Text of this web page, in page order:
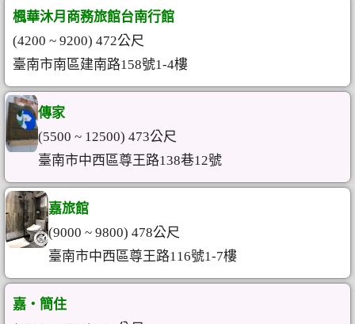
楓華沐月商務旅館台南行館
(4200 ~ 9200) 472公尺
臺南市南區建南路158號1-4樓
傳家
(5500 ~ 12500) 473公尺
臺南市中西區尊王路138巷12號
嘉旅館
(9000 ~ 9800) 478公尺
臺南市中西區尊王路116號1-7樓
嘉‧簡住